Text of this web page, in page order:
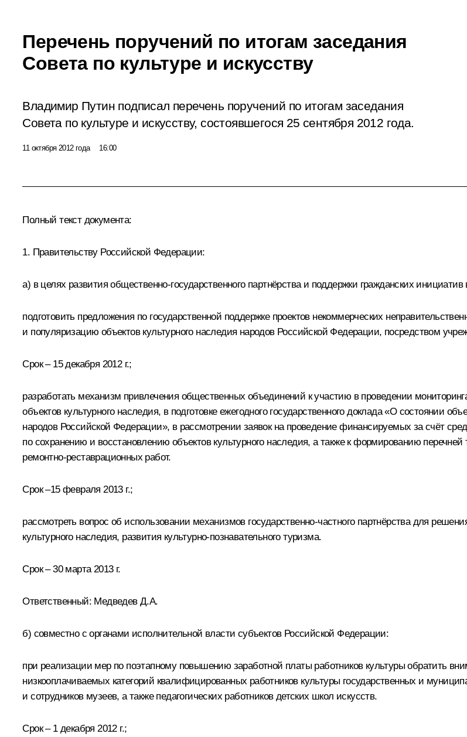
Перечень поручений по итогам заседания
Совета по культуре и искусству
Владимир Путин подписал перечень поручений по итогам заседания
Совета по культуре и искусству, состоявшегося 25 сентября 2012 года.
11 октября 2012 года 16:00
Полный текст документа:
1. Правительству Российской Федерации:
а) в целях развития общественно-государственного партнёрства и поддержки гражданских
подготовить предложения по государственной поддержке проектов некоммерческих
и популяризацию объектов культурного наследия народов Российской Федерации, посредством
Срок – 15 декабря 2012 г.;
разработать механизм привлечения общественных объединений к участию в проведении
объектов культурного наследия, в подготовке ежегодного государственного доклада «О состоянии
народов Российской Федерации», в рассмотрении заявок на проведение финансируемых за счёт
по сохранению и восстановлению объектов культурного наследия, а также к формированию
ремонтно-реставрационных работ.
Срок –15 февраля 2013 г.;
рассмотреть вопрос об использовании механизмов государственно-частного партнёрства для
культурного наследия, развития культурно-познавательного туризма.
Срок – 30 марта 2013 г.
Ответственный: Медведев Д.А.
б) совместно с органами исполнительной власти субъектов Российской Федерации:
при реализации мер по поэтапному повышению заработной платы работников культуры обратить
низкооплачиваемых категорий квалифицированных работников культуры государственных и
и сотрудников музеев, а также педагогических работников детских школ искусств.
Срок – 1 декабря 2012 г.;